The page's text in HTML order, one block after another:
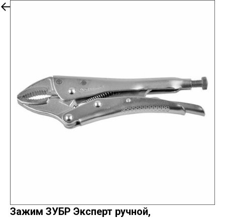
Каталог товаров
Зажим ЗУБР Эксперт ручной,